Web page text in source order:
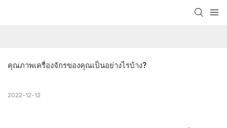
คุณภาพเครื่องจักรของคุณเป็นอย่างไรบ้าง?
2022-12-12